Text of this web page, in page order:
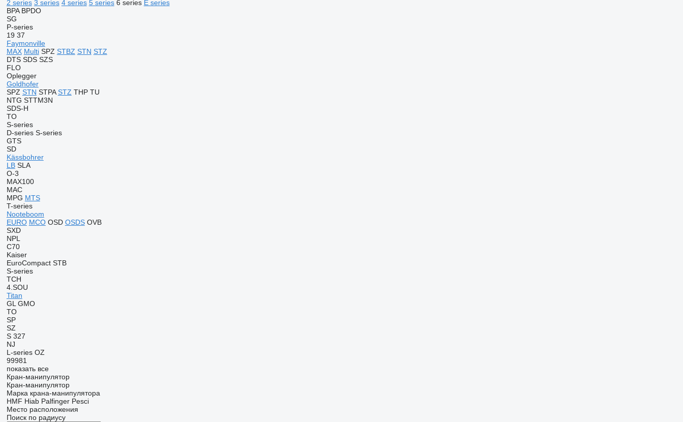
2 series 3 series 4 series 5 series 6 series E series
BPA BPDO
SG
P-series
19 37
Faymonville
MAX Multi SPZ STBZ STN STZ
DTS SDS SZS
FLO
Oplegger
Goldhofer
SPZ STN STPA STZ THP TU
NTG STTM3N
SDS-H
TO
S-series
D-series S-series
GTS
SD
Kässbohrer
LB SLA
O-3
MAX100
MAC
MPG MTS
T-series
Nooteboom
EURO MCO OSD OSDS OVB
SXD
NPL
C70
Kaiser
EuroCompact STB
S-series
TCH
4.SOU
Titan
GL GMO
TO
SP
SZ
S 327
NJ
L-series OZ
99981
показать все
Кран-манипулятор
Кран-манипулятор
Марка крана-манипулятора
HMF Hiab Palfinger Pesci
Место расположения
Поиск по радиусу